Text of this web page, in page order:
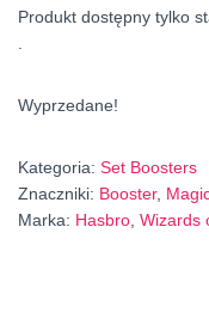
Produkt dostępny tylko
Wyprzedane!
Kategoria: Set Boosters
Znaczniki: Booster,
Marka: Hasbro Wizards